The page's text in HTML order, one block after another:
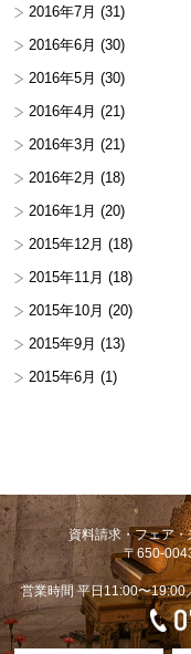
2016年7月 (31)
2016年6月 (30)
2016年5月 (30)
2016年4月 (21)
2016年3月 (21)
2016年2月 (18)
2016年1月 (20)
2015年12月 (18)
2015年11月 (18)
2015年10月 (20)
2015年9月 (13)
2015年6月 (1)
資料請求・フェア
〒650-
営業時間 平日11:00〜